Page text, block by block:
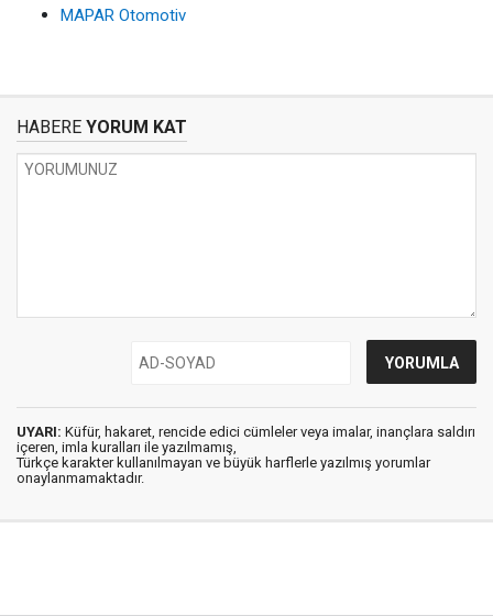
MAPAR Otomotiv
HABERE YORUM KAT
UYARI: Küfür, hakaret, rencide edici cümleler veya imalar, inançlara saldırı
içeren, imla kuralları ile yazılmamış,
Türkçe karakter kullanılmayan ve büyük harflerle yazılmış yorumlar
onaylanmamaktadır.